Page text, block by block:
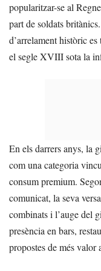
popularitzar-se al
part de soldats
d’arrelament històric
el segle XVIII sota la
En els darrers anys, la
com una categoria
consum premium.
comunicat, la seva
combinats i l’auge del
presència en bars,
propostes de més valor